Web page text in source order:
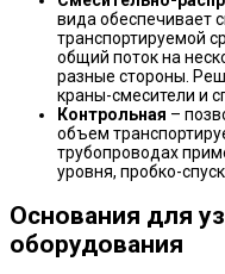
вида обеспечивает
транспортируемой
общий поток на
разные стороны.
краны-смесители и
Контрольная –
объем
трубопроводах
уровня, пробко-
Основания для
оборудования